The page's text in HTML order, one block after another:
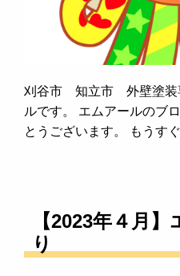
刈谷市 知立市 外壁塗装
ルです。 エムアールのブ
とうございます。 もうす
【2023年４月
り